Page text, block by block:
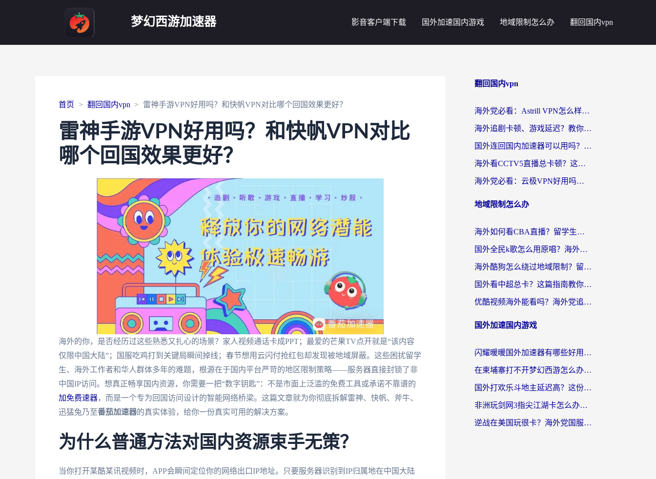
梦幻西游加速器 影音客户端下载 国外加速国内游戏 地域限制怎么办 翻回国内vpn
首页 翻回国内vpn 雷神手游VPN好用吗？和快帆VPN对比哪个回国效果更好？
雷神手游VPN好用吗？和快帆VPN对比
哪个回国效果更好？
海外的你，是否经历过这些熟悉又扎心的场景？家人视频通话卡成PPT；最爱的芒果TV点开就是“该内容
仅限中国大陆”；国服吃鸡打到关键局瞬间掉线；春节想用云闪付抢红包却发现被地域屏蔽。这些困扰留学
生、海外工作者和华人群体多年的难题，根源在于国内平台严苛的地区限制策略——服务器直接封锁了非
中国IP访问。想真正畅享国内资源，你需要一把“数字钥匙”：不是市面上泛滥的免费工具或承诺不靠谱的
加免费速器，而是一个专为回国访问设计的智能网络桥梁。这篇文章就为你彻底拆解雷神、快帆、斧牛、
迅猛兔乃至番茄加速器的真实体验，给你一份真实可用的解决方案。
为什么普通方法对国内资源束手无策？
当你打开某酷某讯视频时，APP会瞬间定位你的网络出口IP地址。只要服务器识别到IP归属地在中国大陆
翻回国内vpn
海外党必看：Astrill VPN怎么样？3步选对回国加速器实现无缝刷剧玩游戏
海外追剧卡顿、游戏延迟？教你选回国加速器，附免费加速器试用一小时福利
国外连回国内加速器可以用吗？海外党亲测实用指南，解决追剧游戏卡顿难题
海外看CCTV5直播总卡顿？这篇指南教你选对回国加速器，无缝刷国内资源
海外党必看：云极VPN好用吗？和uuVPN对比哪个回国效果更好？附真实体验+避坑指南
地域限制怎么办
海外如何看CBA直播？留学生和华人必看的无卡顿观赛指南
国外全民k歌怎么用原唱？海外党亲测有效的回国加速解决方案
海外酷狗怎么绕过地域限制？留学生亲测有效的回国加速器选择指南
国外看中超总卡？这篇指南教你在海外流畅看体育赛事+中文解说（附避坑技巧）
优酷视频海外能看吗？海外党追剧看电影的终极解决方案来了
国外加速国内游戏
闪耀暖暖国外加速器有哪些好用？海外党亲测的国服游戏加速终极指南
在柬埔寨打不开梦幻西游怎么办？海外玩家国服游戏加速终极指南
国外打欢乐斗地主延迟高？这份海外玩家国服游戏加速指南帮你解决卡顿烦恼
非洲玩剑网3指尖江湖卡怎么办？这份实测有效的国服游戏加速指南请收好
逆战在美国玩很卡？海外党国服游戏加速终极指南（附DNF宝可梦加速技巧）